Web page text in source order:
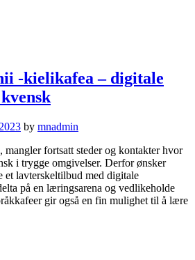
-kielikafea – digitale
by mnadmin
fortsatt steder og kontakter hvor
i trygge omgivelser. Derfor ønsker
et lavterskeltilbud med digitale
på en læringsarena og vedlikeholde
gir også en fin mulighet til å lære